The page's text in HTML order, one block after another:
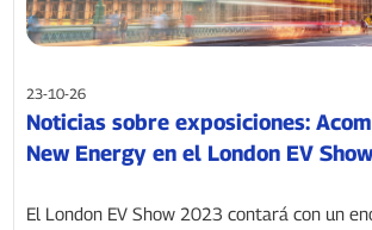
23-10-26
Noticias sobre exposiciones:
New Energy en el London EV
El London EV Show 2023 contará con un